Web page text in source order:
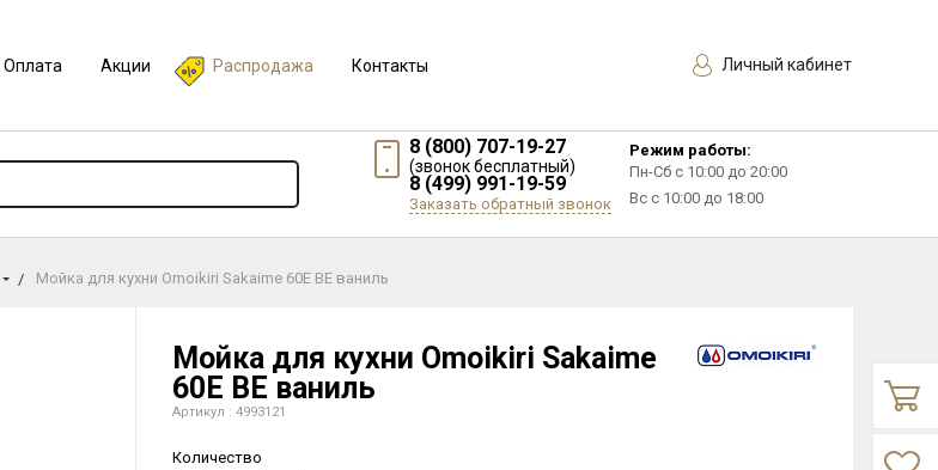
Оплата Акции Распродажа Контакты Личный кабинет
8 (800) 707-19-27
(звонок бесплатный)
8 (499) 991-19-59
Заказать обратный звонок
Режим работы:
Пн-Сб с 10:00 до 20:00
Вс с 10:00 до 18:00
Мойка для кухни Omoikiri Sakaime 60E BE ваниль
Мойка для кухни Omoikiri Sakaime
60E BE ваниль
Артикул : 4993121
Количество